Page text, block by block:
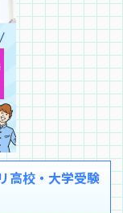
高校・大学受験